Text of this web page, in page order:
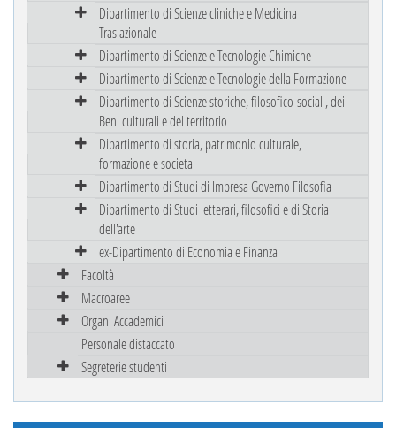
Dipartimento di Scienze cliniche e Medicina
Traslazionale
Dipartimento di Scienze e Tecnologie Chimiche
Dipartimento di Scienze e Tecnologie della Formazione
Dipartimento di Scienze storiche, filosofico-sociali, dei
Beni culturali e del territorio
Dipartimento di storia, patrimonio culturale,
formazione e societa'
Dipartimento di Studi di Impresa Governo Filosofia
Dipartimento di Studi letterari, filosofici e di Storia
dell'arte
ex-Dipartimento di Economia e Finanza
Facoltà
Macroaree
Organi Accademici
Personale distaccato
Segreterie studenti